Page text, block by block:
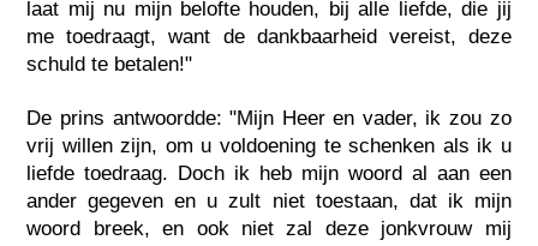
laat mij nu mijn belofte houden, bij alle liefde, die jij
me toedraagt, want de dankbaarheid vereist, deze
schuld te betalen!"
De prins antwoordde: "Mijn Heer en vader, ik zou zo
vrij willen zijn, om u voldoening te schenken als ik u
liefde toedraag. Doch ik heb mijn woord al aan een
ander gegeven en u zult niet toestaan, dat ik mijn
woord breek, en ook niet zal deze jonkvrouw mij